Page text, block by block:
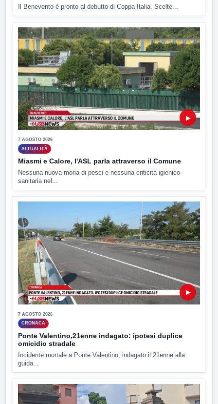
Il Benevento è pronto al debutto di Coppa Italia. Scelte...
▶
7 AGOSTO 2026
ATTUALITÀ
Miasmi e Calore, l'ASL parla attraverso il Comune
Nessuna nuova moria di pesci e nessuna criticità igienico-
sanitaria nel...
▶
7 AGOSTO 2026
CRONACA
Ponte Valentino,21enne indagato: ipotesi duplice
omicidio stradale
Incidente mortale a Ponte Valentino, indagato il 21enne alla
guida...